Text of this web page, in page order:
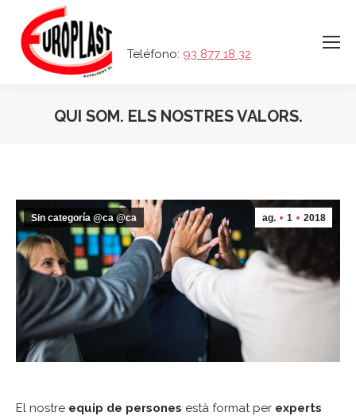
Teléfono: 93 877 18 32
QUI SOM. ELS NOSTRES VALORS.
ag. 1 2018
Sin categoría @ca @ca
El nostre equip de persones està format per experts